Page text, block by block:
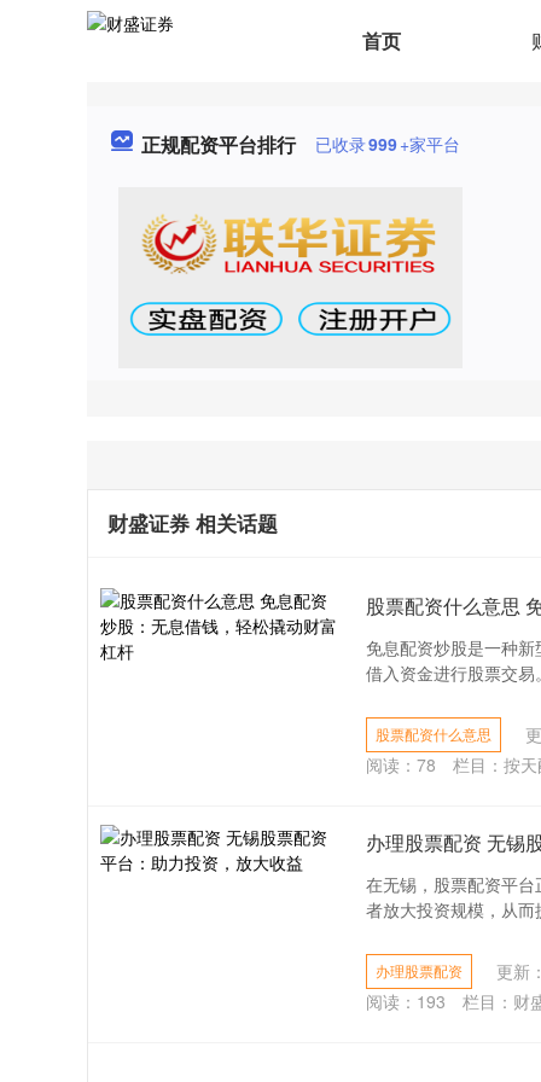
首页
正规配资平台排行 已收录999+家平台
财盛证券 相关话题
股票配资什么意思
免息配资炒股是一种
借入资金进行股票交
股票配资什么意思
阅读： 78 栏目： 按
办理股票配资 无锡
在无锡，股票配资平
者放大投资规模，从
办理股票配资
更新
阅读： 193 栏目： 财